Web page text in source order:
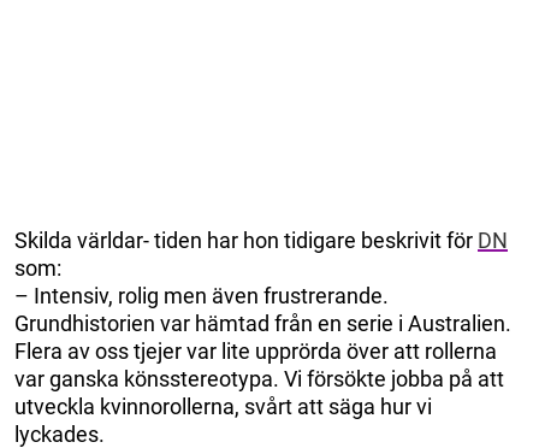
Skilda världar- tiden har hon tidigare beskrivit för DN
som:
– Intensiv, rolig men även frustrerande.
Grundhistorien var hämtad från en serie i Australien.
Flera av oss tjejer var lite upprörda över att rollerna
var ganska könsstereotypa. Vi försökte jobba på att
utveckla kvinnorollerna, svårt att säga hur vi
lyckades.